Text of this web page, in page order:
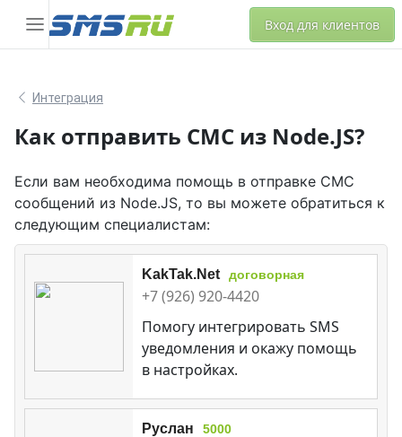
Вход для клиентов
Интеграция
Как отправить СМС из Node.JS?
Если вам необходима помощь в отправке СМС
сообщений из Node.JS, то вы можете обратиться к
следующим специалистам:
KakTak.Net договорная
+7 (926) 920-4420
Помогу интегрировать SMS
уведомления и окажу помощь
в настройках.
Руслан 5000